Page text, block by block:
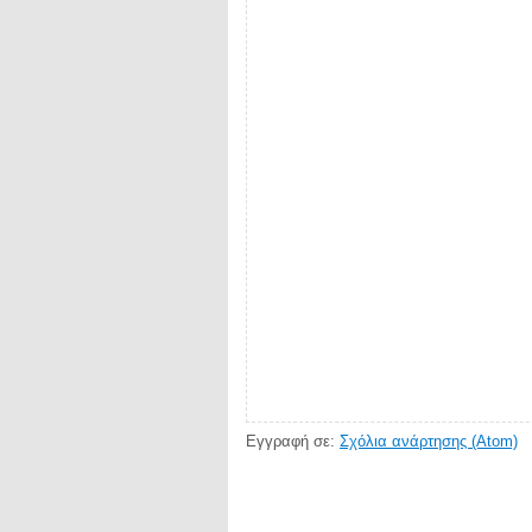
Εγγραφή σε: Σχόλια ανάρτησης (Atom)